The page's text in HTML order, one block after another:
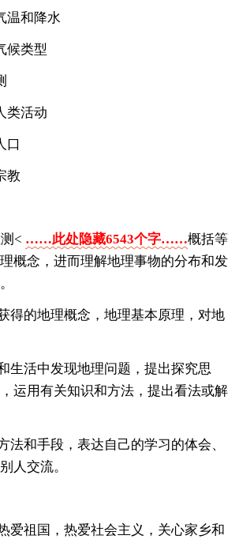
温和降水
候类型
类活动
口
教
< ……此处隐藏6543个字……概括等
概念，进而理解地理事物的分布和发
得的地理概念，地理基本原理，对地
生活中发现地理问题，提出探究思
运用有关知识和方法，提出看法或解
法和手段，表达自己的学习的体会、
人交流。
爱祖国，热爱社会主义，关心家乡和